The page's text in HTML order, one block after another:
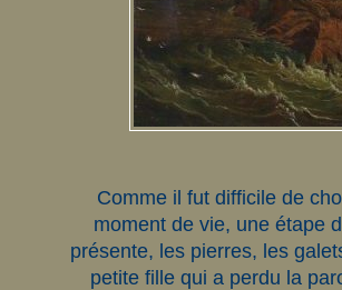
Comme il fut difficile de
moment de vie, une étape
présente, les pierres, les
petite fille qui a perdu la